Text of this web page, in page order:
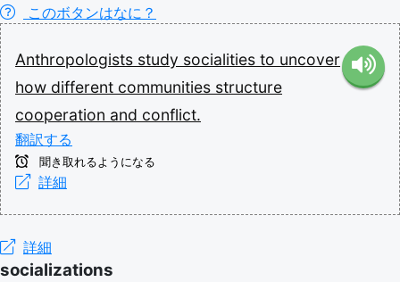
このボタンはなに？
Anthropologists study socialities to uncover
how different communities structure
cooperation and conflict.
翻訳する
聞き取れるようになる
詳細
詳細
socializations